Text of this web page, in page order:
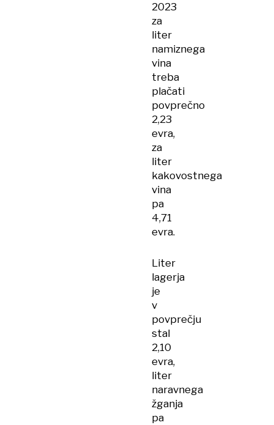
2023
za
liter
namiznega
vina
treba
plačati
povprečno
2,23
evra,
za
liter
kakovostnega
vina
pa
4,71
evra.
Liter
lagerja
je
v
povprečju
stal
2,10
evra,
liter
naravnega
žganja
pa